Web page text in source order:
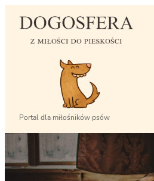
Przejdź
Portal dla miłośników psów